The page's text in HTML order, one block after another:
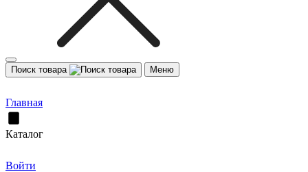
Поиск товара Меню
Главная
Каталог
Войти